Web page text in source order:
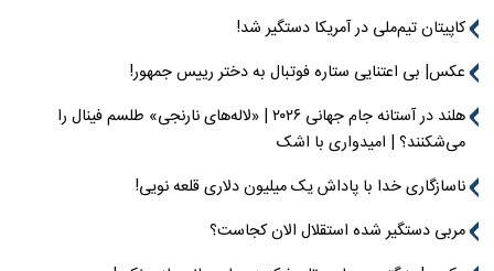
کاپیتان تیم‌ملی در آمریکا دستگیر شد!
عکس| بی اعتنایی ستاره فوتبال به دختر رییس جمهور!
هلند در آستانه جام جهانی ۲۰۲۶ | «لاله‌های نارنجی» طلسم فینال را
می‌شکنند؟ | امیدواری با اشک
ناسازگاری خدا با پاداش یک میلیون دلاری قلعه نویی!
مربی دستگیر شده استقلال الان کجاست؟